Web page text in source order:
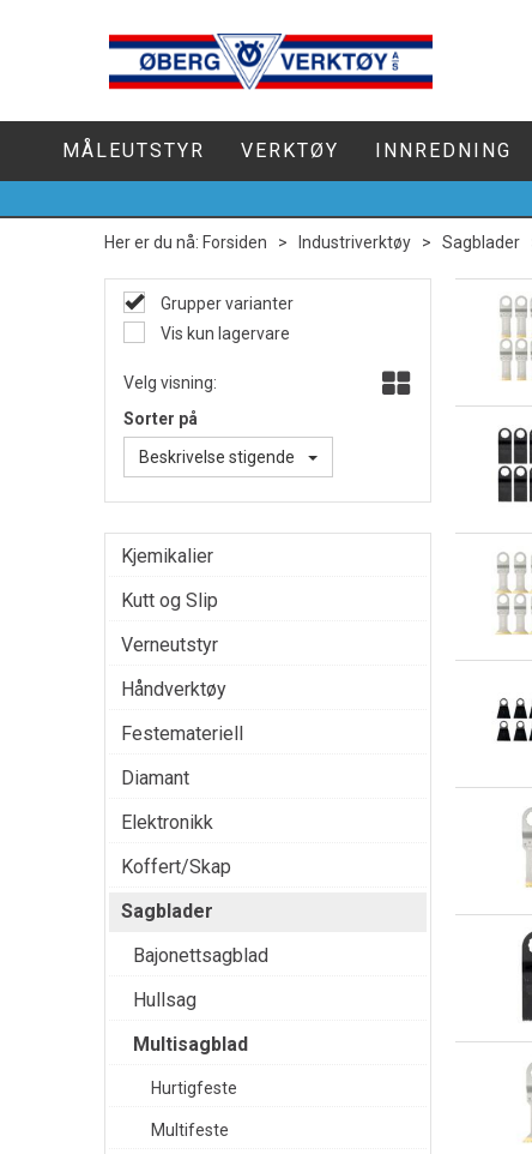
MÅLEUTSTYR VERKTØY INNREDNING
Her er du nå: Forsiden > Industriverktøy > Sagblader
Grupper varianter
Vis kun lagervare
Velg visning:
Sorter på
Beskrivelse stigende
Kjemikalier
Kutt og Slip
Verneutstyr
Håndverktøy
Festemateriell
Diamant
Elektronikk
Koffert/Skap
Sagblader
Bajonettsagblad
Hullsag
Multisagblad
Hurtigfeste
Multifeste